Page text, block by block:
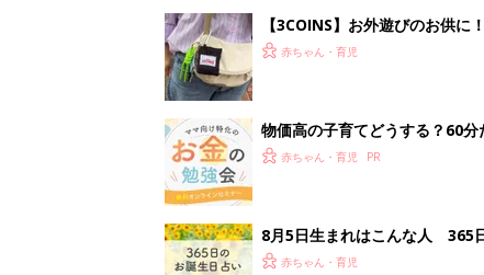
【3COINS】お外遊びのお供
ート」
赤ちゃん・育児
物価高の子育てどうする？60
赤ちゃん・育児
8月5日生まれはこんな人 365
赤ちゃん・育児